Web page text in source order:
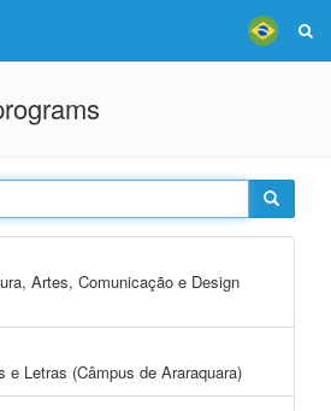
Artes, Comunicação e Design
e Letras (Câmpus de Araraquara)